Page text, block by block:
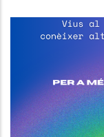
El
Espai